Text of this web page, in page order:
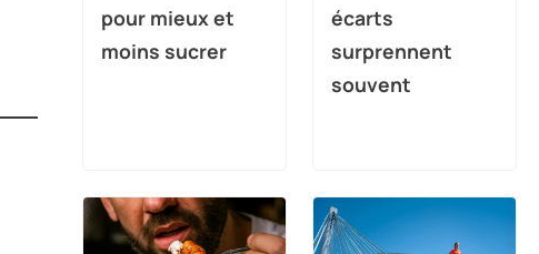
pour mieux et
moins sucrer
écarts
surprennent
souvent